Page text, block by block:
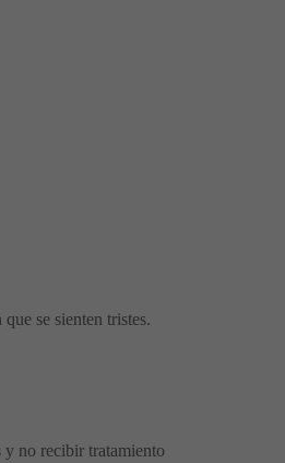
se sienten tristes.
y no recibir tratamiento